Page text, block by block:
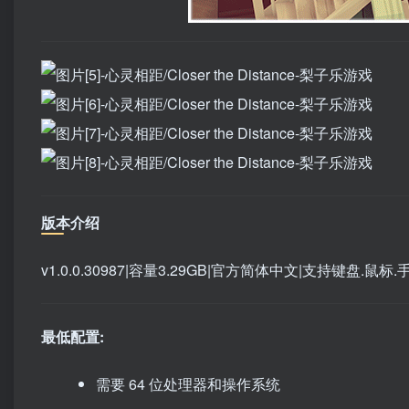
版本介绍
v1.0.0.30987|容量3.29GB|官方简体中文|支持键盘.鼠标.
最低配置:
需要 64 位处理器和操作系统